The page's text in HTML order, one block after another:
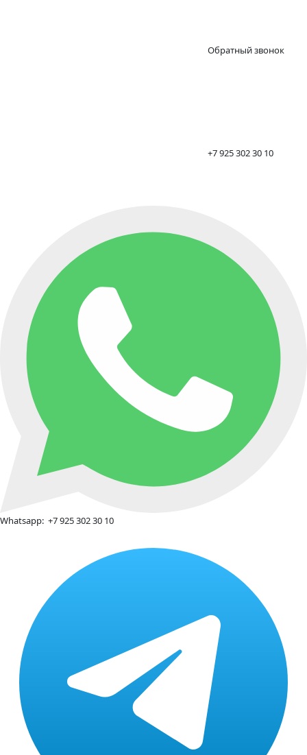
Обратный звонок
+7 925 302 30 10
Whatsapp: +7 925 302 30 10